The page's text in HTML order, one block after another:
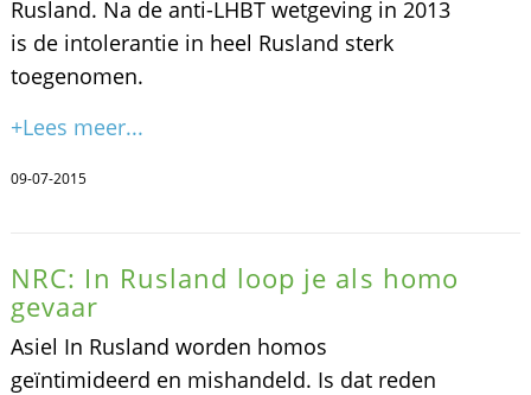
Rusland. Na de anti-LHBT wetgeving in 2013
is de intolerantie in heel Rusland sterk
toegenomen.
+Lees meer...
09-07-2015
NRC: In Rusland loop je als homo
gevaar
Asiel In Rusland worden homos
geïntimideerd en mishandeld. Is dat reden